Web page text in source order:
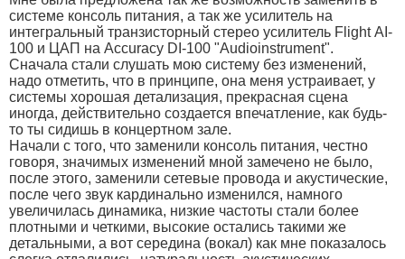
системе консоль питания, а так же усилитель на
интегральный транзисторный стерео усилитель Flight АI-
100 и ЦАП на Accuracy DI-100 "Audioinstrument".
Сначала стали слушать мою систему без изменений,
надо отметить, что в принципе, она меня устраивает, у
системы хорошая детализация, прекрасная сцена
иногда, действительно создается впечатление, как будь-
то ты сидишь в концертном зале.
Начали с того, что заменили консоль питания, честно
говоря, значимых изменений мной замечено не было,
после этого, заменили сетевые провода и акустические,
после чего звук кардинально изменился, намного
увеличилась динамика, низкие частоты стали более
плотными и четкими, высокие остались такими же
детальными, а вот середина (вокал) как мне показалось